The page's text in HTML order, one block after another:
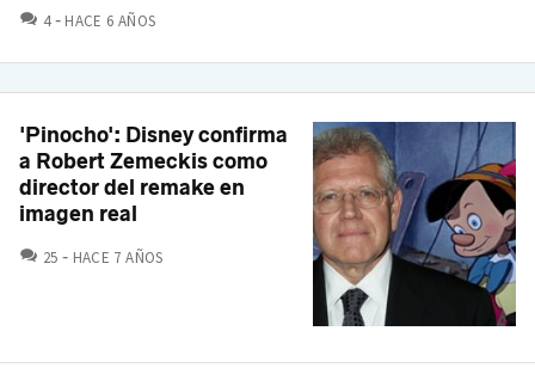
4 COMENTARIOS
HACE 6 AÑOS
'Pinocho': Disney confirma
a Robert Zemeckis como
director del remake en
imagen real
25 COMENTARIOS
HACE 7 AÑOS